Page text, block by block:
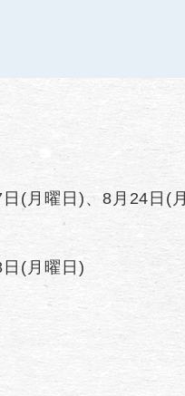
(月曜日)、8月24日(月
(月曜日)